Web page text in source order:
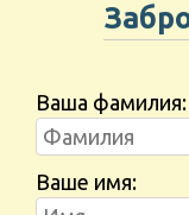
Ваша фамилия:
Ваше имя: